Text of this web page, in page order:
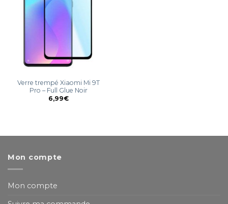
Verre trempé Xiaomi Mi 9T
Pro – Full Glue Noir
6,99€
Mon compte
Mon compte